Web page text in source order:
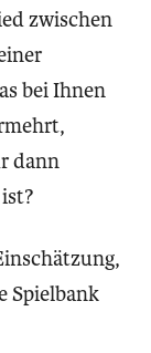
zwischen
bei Ihnen
dann
Spielbank